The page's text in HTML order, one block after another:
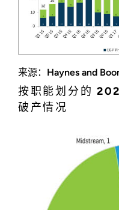
来源：Haynes and
按职能划分的
破产情况